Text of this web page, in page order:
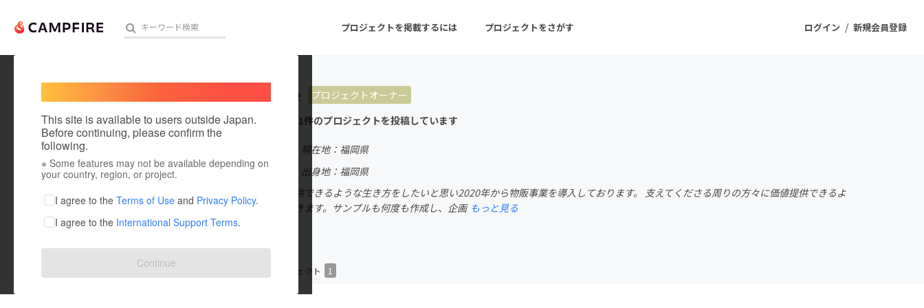
ログイン / 新規会員登録
プロジェクトを掲載するには プロジェクトをさがす
人気のプロジェクト 注目のリターン 注目の新着プロジェクト
アート・写真 音楽
テクノロジー・ガジェット
ゲーム・サービス開発 フード・飲食店
ファッション
映像・映画
ビジネス・起業
まちづくり・地域活性化
This site is available to users outside Japan.
Before continuing, please confirm the
following.
※ Some features may not be available depending on
your country, region, or project.
I agree to the Terms of Use and Privacy Policy.
I agree to the International Support Terms.
Continue
Obuone
プロジェクトオーナー
これまでに1件のプロジェクトを投稿しています
現在地：福岡県
出身国：日本
出身地：福岡県
誰かに価値提供できるような生き方をしたいと思い2020年から物販事業を導入しております。 支えてくださる周りの方々に価値提供できるよ
うに努めていきます。サンプルも何度も作成し、企画 もっと見る
プロジェクト プロジェクト 1